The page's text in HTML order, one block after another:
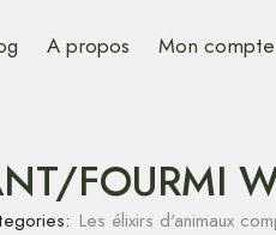
A propos Mon compte
FOURMI
Les élixirs d'animaux